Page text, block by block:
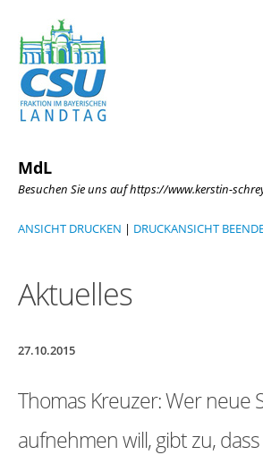
MdL
Besuchen Sie uns auf https://www.kerstin-
ANSICHT DRUCKEN | DRUCKANSICHT
Aktuelles
27.10.2015
Thomas Kreuzer: Wer neue
aufnehmen will, gibt zu,